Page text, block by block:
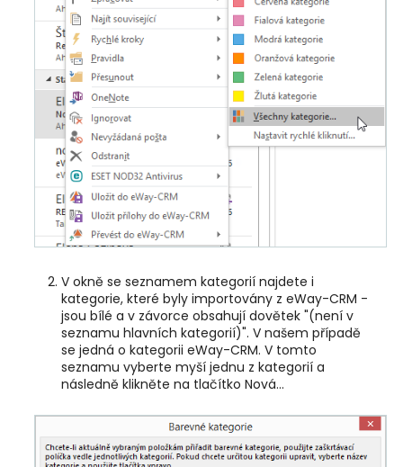
V okně se seznamem kategorií najdete i
kategorie, které byly importovány z eWay-CRM -
jsou bílé a v závorce obsahují dovětek "(není v
seznamu hlavních kategorií)". V našem případě
se jedná o kategorii eWay-CRM. V tomto
seznamu vyberte myší jednu z kategorií a
následně klikněte na tlačítko Nová...